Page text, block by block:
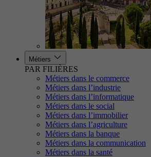
Métiers
PAR FILIÈRES
Métiers dans le commerce
Métiers dans l’industrie
Métiers dans l’informatique
Métiers dans le social
Métiers dans l’immobilier
Métiers dans l’agriculture
Métiers dans la banque
Métiers dans la communication
Métiers dans la santé